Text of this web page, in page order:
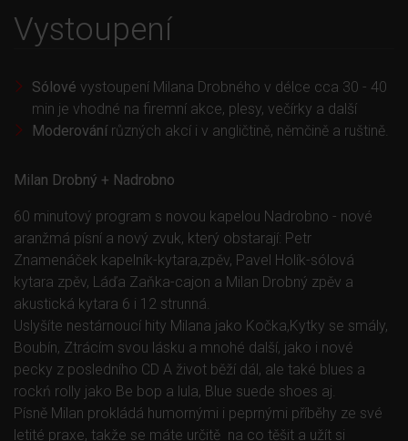
Vystoupení
Sólové vystoupení Milana Drobného v délce cca 30 - 40
min je vhodné na firemní akce, plesy, večírky a další
Moderování různých akcí i v angličtině, němčině a ruštině.
Milan Drobný + Nadrobno
60 minutový program s novou kapelou Nadrobno - nové
aranžmá písní a nový zvuk, který obstarají: Petr
Znamenáček kapelník-kytara,zpěv, Pavel Holík-sólová
kytara zpěv, Láďa Zaňka-cajon a Milan Drobný zpěv a
akustická kytara 6 i 12 strunná.
Uslyšíte nestárnoucí hity Milana jako Kočka,Kytky se smály,
Boubín, Ztrácím svou lásku a mnohé další, jako i nové
pecky z posledního CD A život běží dál, ale také blues a
rockń rolly jako Be bop a lula, Blue suede shoes aj.
Písně Milan prokládá humornými i peprnými příběhy ze své
letité praxe, takže se máte určitě na co těšit a užít si